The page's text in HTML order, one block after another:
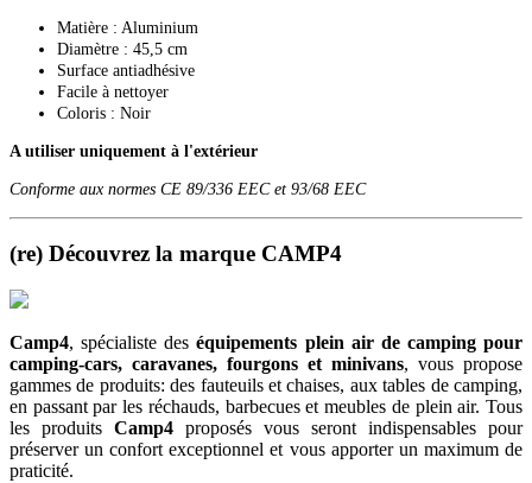
Matière : Aluminium
Diamètre : 45,5 cm
Surface antiadhésive
Facile à nettoyer
Coloris : Noir
A utiliser uniquement à l'extérieur
Conforme aux normes CE 89/336 EEC et 93/68 EEC
(re) Découvrez la marque CAMP4
Camp4, spécialiste deséquipements plein air de camping pour
camping-cars, caravanes, fourgons et minivans, vous propose
gammes de produits: des fauteuils et chaises, aux tables de camping,
en passant par les réchauds, barbecues et meubles de plein air. Tous
les produits Camp4 proposés vous seront indispensables pour
préserver un confort exceptionnel et vous apporter un maximum de
praticité.